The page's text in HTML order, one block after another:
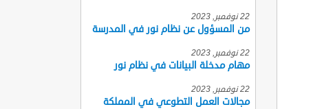
22 نوفمبر, 2023
من المسؤول عن نظام نور في المدرسة
22 نوفمبر, 2023
مهام مدخلة البيانات في نظام نور
22 نوفمبر, 2023
مجالات العمل التطوعي في المملكة